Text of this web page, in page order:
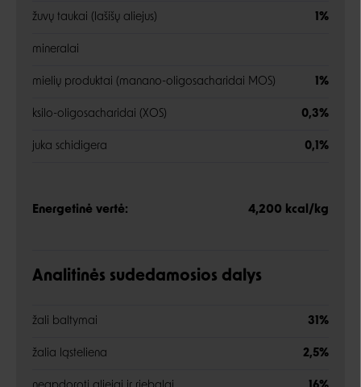
žuvų taukai (lašišų aliejus) 1%
mineralai
mielių produktai (manano-oligosacharidai MOS) 1%
ksilo-oligosacharidai (XOS) 0,3%
juka schidigera 0,1%
Energetinė vertė: 4,200 kcal/kg
Analitinės sudedamosios dalys
žali baltymai 31%
žalia ląsteliena 2,5%